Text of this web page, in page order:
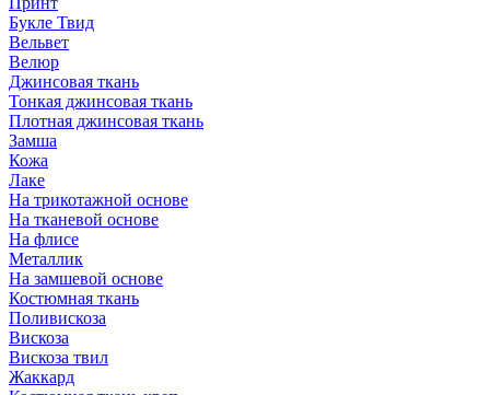
Букле Твид
Вельвет
Велюр
Джинсовая ткань
Тонкая джинсовая ткань
Плотная джинсовая ткань
Замша
Кожа
Лаке
На трикотажной основе
На тканевой основе
На флисе
Металлик
На замшевой основе
Костюмная ткань
Поливискоза
Вискоза
Вискоза твил
Жаккард